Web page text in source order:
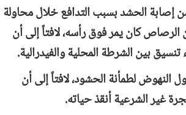
إصابة الحشد بسبب التدافع خلال محاولة
الرصاص كان يمر فوق رأسه، لافتاً إلى أن
بين الشرطة المحلية والفيدرالية.
النهوض لطمأنة الحشود، لافتاً إلى أن
غير الشرعية أنقذ حياته.